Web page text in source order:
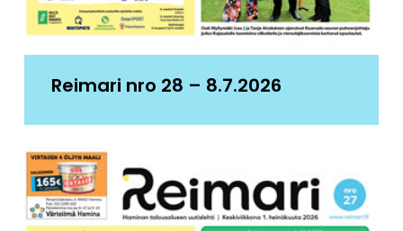
Reimari nro 28 – 8.7.2026